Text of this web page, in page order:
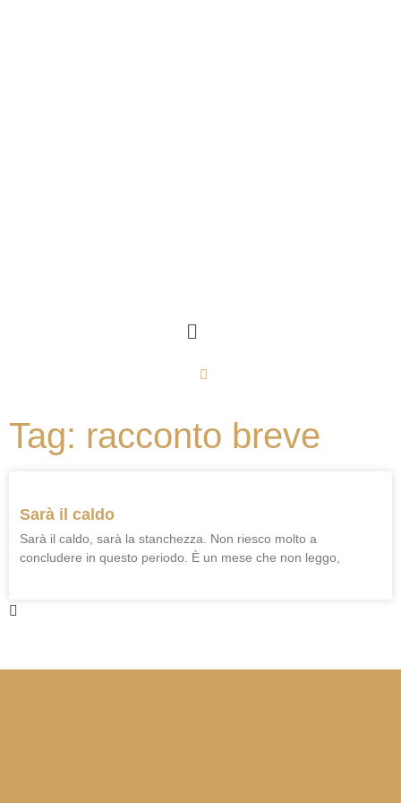
Tag: racconto breve
Sarà il caldo
Sarà il caldo, sarà la stanchezza. Non riesco molto a
concludere in questo periodo. È un mese che non leggo,